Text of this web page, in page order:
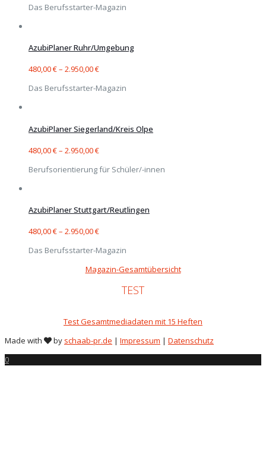
Das Berufsstarter-Magazin
AzubiPlaner Ruhr/Umgebung
480,00€– 2.950,00€
Das Berufsstarter-Magazin
AzubiPlaner Siegerland/Kreis Olpe
480,00€– 2.950,00€
Berufsorientierung für Schüler/-innen
AzubiPlaner Stuttgart/Reutlingen
480,00€– 2.950,00€
Das Berufsstarter-Magazin
Magazin-Gesamtübersicht
TEST
Test Gesamtmediadaten mit 15 Heften
Made with
by schaab-pr.de | Impressum | Datenschutz
0